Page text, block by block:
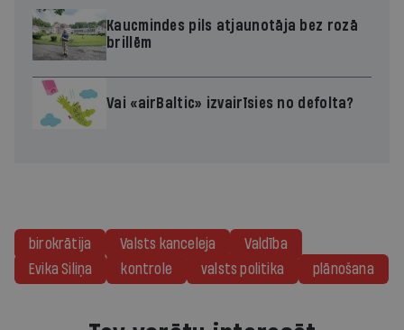
Kaucmindes pils atjaunotāja bez rozā
brillēm
Vai «airBaltic» izvairīsies no defolta?
birokrātija Valsts kanceleja
Valdība
Evika Siliņa
kontrole valsts politika plānošana